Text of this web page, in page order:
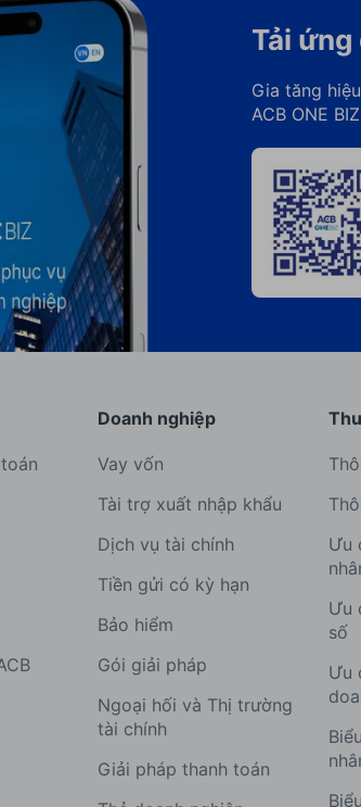
Tải ứng
Gia tăng
ACB ONE BIZ
Doanh nghiệp
Vay vốn
Tài trợ xuất nhập khẩu
Dịch vụ tài chính
Tiền gửi có kỳ hạn
Bảo hiểm
Gói giải pháp
Ngoại hối và Thị trường
tài chính
Giải pháp thanh toán
Ưu
Ưu
số
Ưu